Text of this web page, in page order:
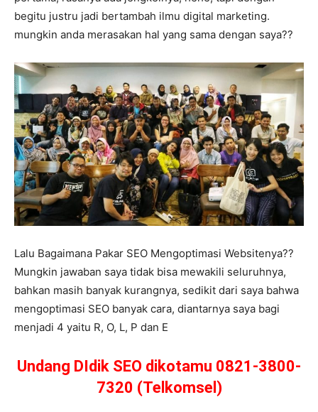
begitu justru jadi bertambah ilmu digital marketing.
mungkin anda merasakan hal yang sama dengan saya??
Lalu Bagaimana Pakar SEO Mengoptimasi Websitenya??
Mungkin jawaban saya tidak bisa mewakili seluruhnya,
bahkan masih banyak kurangnya, sedikit dari saya bahwa
mengoptimasi SEO banyak cara, diantarnya saya bagi
menjadi 4 yaitu R, O, L, P dan E
Undang DIdik SEO dikotamu 0821-3800-
7320 (Telkomsel)